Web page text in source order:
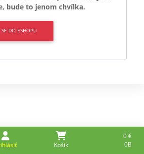
bude to jenom chvílka.
SE DO ESHOPU
Košík
0€
0B